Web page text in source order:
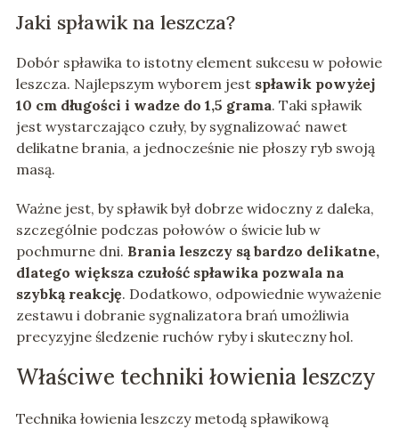
Jaki spławik na leszcza?
Dobór spławika to istotny element sukcesu w połowie
leszcza. Najlepszym wyborem jest spławik powyżej
10 cm długości i wadze do 1,5 grama. Taki spławik
jest wystarczająco czuły, by sygnalizować nawet
delikatne brania, a jednocześnie nie płoszy ryb swoją
masą.
Ważne jest, by spławik był dobrze widoczny z daleka,
szczególnie podczas połowów o świcie lub w
pochmurne dni. Brania leszczy są bardzo delikatne,
dlatego większa czułość spławika pozwala na
szybką reakcję. Dodatkowo, odpowiednie wyważenie
zestawu i dobranie sygnalizatora brań umożliwia
precyzyjne śledzenie ruchów ryby i skuteczny hol.
Właściwe techniki łowienia leszczy
Technika łowienia leszczy metodą spławikową